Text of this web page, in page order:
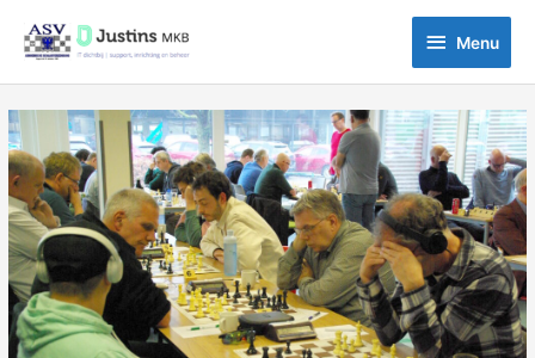
naar
inhoud
Menu
Menu
Bericht
navigatie